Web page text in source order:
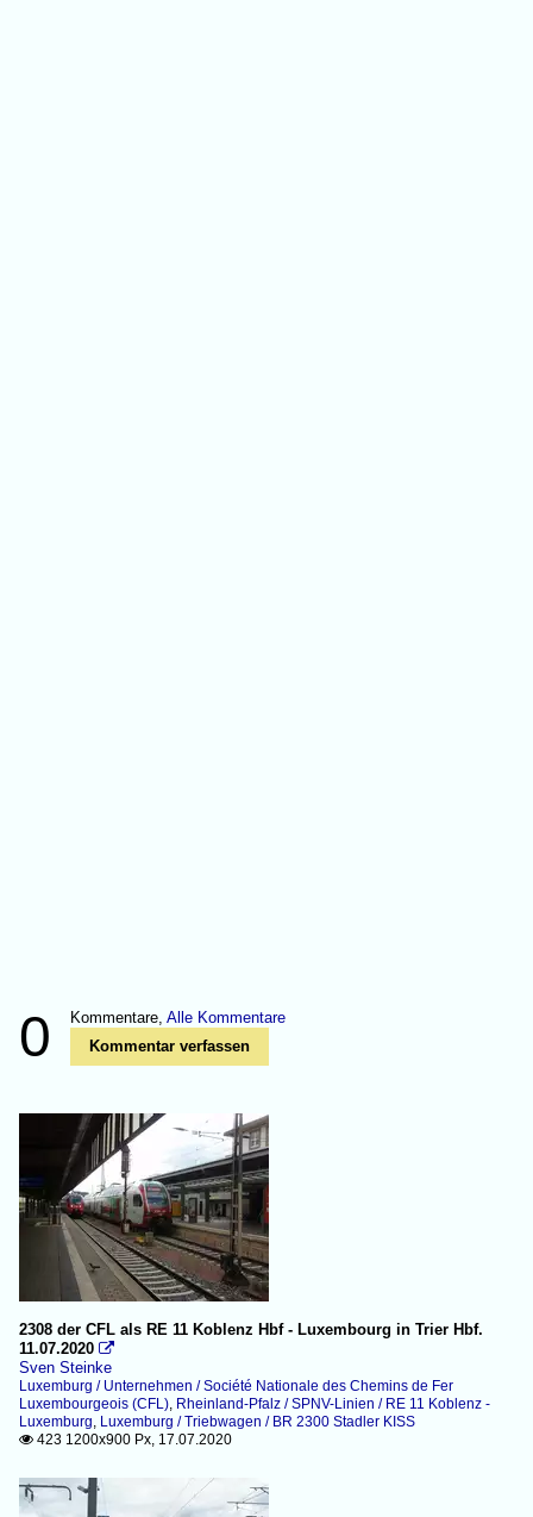
0 Kommentare, Alle Kommentare
Kommentar verfassen
2308 der CFL als RE 11 Koblenz Hbf - Luxembourg in Trier Hbf.
11.07.2020 
Sven Steinke
Luxemburg / Unternehmen / Société Nationale des Chemins de Fer
Luxembourgeois (CFL), Rheinland-Pfalz / SPNV-Linien / RE 11 Koblenz -
Luxemburg, Luxemburg / Triebwagen / BR 2300 Stadler KISS
 423 1200x900 Px, 17.07.2020